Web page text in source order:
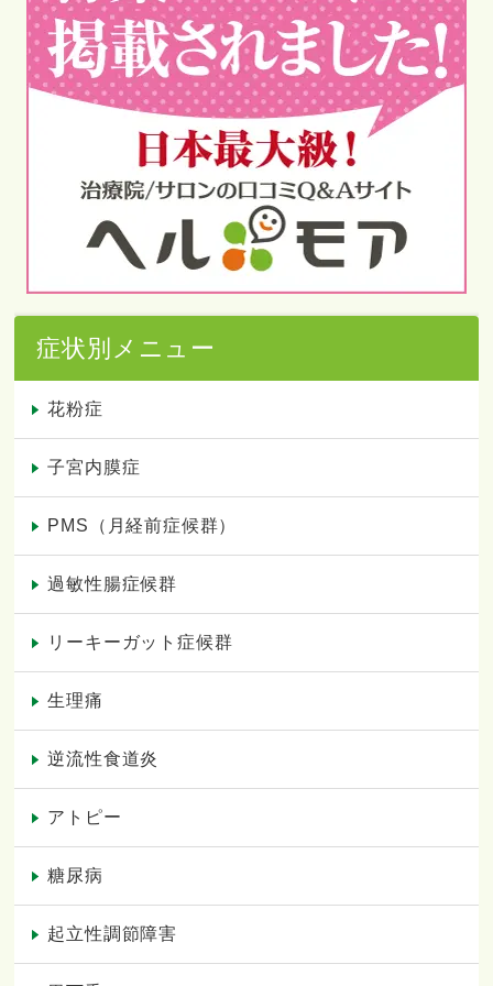
症状別メニュー
花粉症
子宮内膜症
PMS（月経前症候群）
過敏性腸症候群
リーキーガット症候群
生理痛
逆流性食道炎
アトピー
糖尿病
起立性調節障害